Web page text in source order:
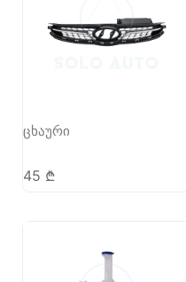
ცხაური
45 ₾